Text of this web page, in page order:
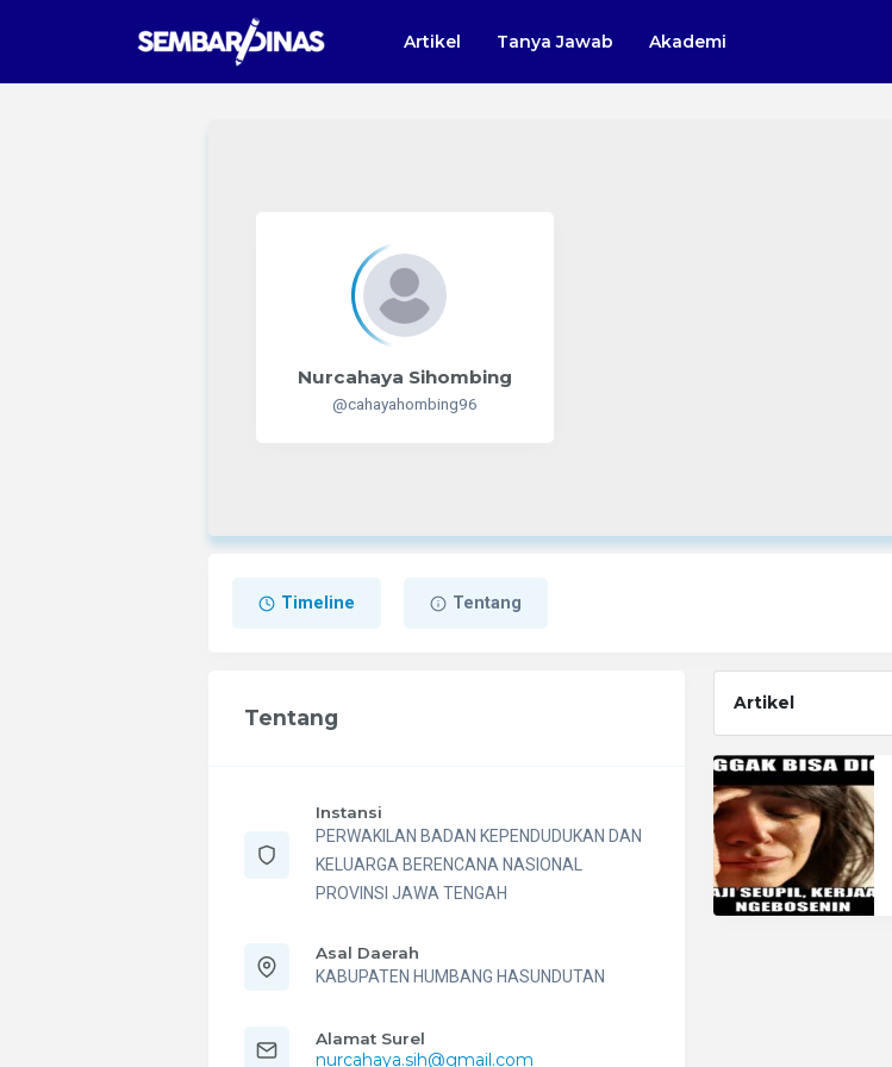
Artikel Tanya Jawab Akademi
Nurcahaya Sihombing
@cahayahombing96
Timeline Tentang
Tentang
Instansi
PERWAKILAN BADAN KEPENDUDUKAN DAN
KELUARGA BERENCANA NASIONAL
PROVINSI JAWA TENGAH
Asal Daerah
KABUPATEN HUMBANG HASUNDUTAN
Alamat Surel
nurcahaya.sih@gmail.com
Artikel